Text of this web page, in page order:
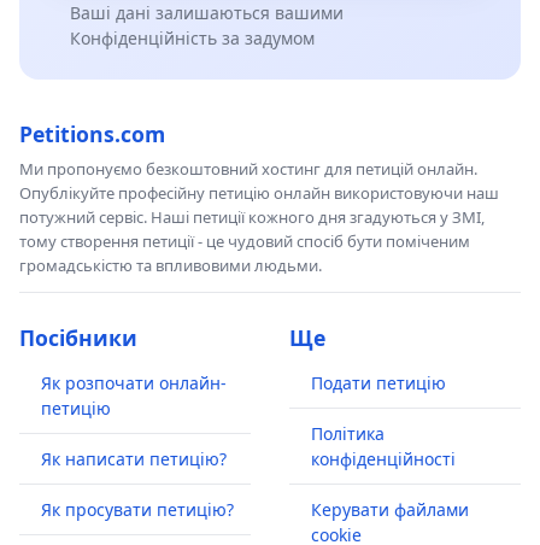
Ваші дані залишаються вашими
Конфіденційність за задумом
Petitions.com
Ми пропонуємо безкоштовний хостинг для петицій онлайн.
Опублікуйте професійну петицію онлайн використовуючи наш
потужний сервіс. Наші петиції кожного дня згадуються у ЗМІ,
тому створення петиції - це чудовий спосіб бути поміченим
громадськістю та впливовими людьми.
Посібники
Як розпочати онлайн-
петицію
Як написати петицію?
Як просувати петицію?
Ще
Подати петицію
Політика
конфіденційності
Керувати файлами
cookie